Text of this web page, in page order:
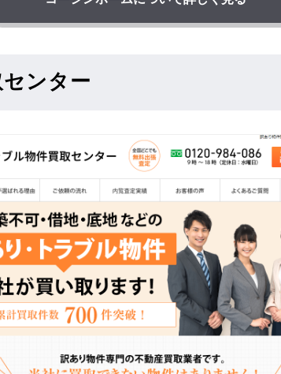
センター